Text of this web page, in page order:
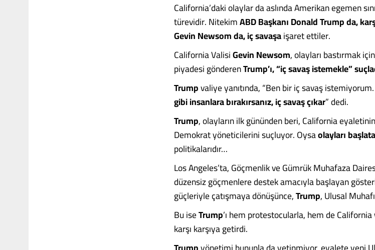
California’daki olaylar da aslında Amerikan egemen
türevidir. NitekimABD Başkanı Donald Trump da,
Gevin Newsom da, iç savaşaişaret ettiler.
California ValisiGevin Newsom, olayları bastırmak
piyadesi gönderenTrump’ı, “iç savaş istemekle”
Trumpvaliye yanıtında, “Ben bir iç savaş
gibi insanlara bırakırsanız, iç savaş çıkar” dedi.
Trump, olayların ilk gününden beri, California
Demokrat yöneticilerini suçluyor. Oysaolayları
politikalarıdır…
Los Angeles’ta, Göçmenlik ve Gümrük Muhafaza
düzensiz göçmenlere destek amacıyla başlayan
güçleriyle çatışmaya dönüşünce,Trump, Ulusal
Bu iseTrump’ı hem protestocularla, hem de
karşı karşıya getirdi.